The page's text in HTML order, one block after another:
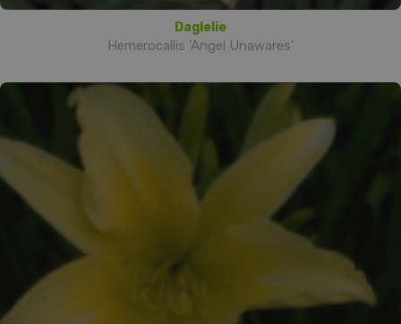
Daglelie
Hemerocallis 'Angel Unawares'